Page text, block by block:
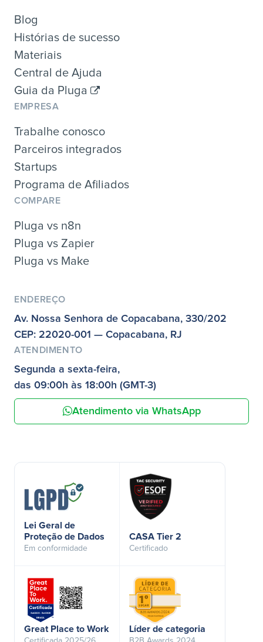
Blog
Histórias de sucesso
Materiais
Central de Ajuda
Guia da Pluga
EMPRESA
Trabalhe conosco
Parceiros integrados
Startups
Programa de Afiliados
COMPARE
Pluga vs n8n
Pluga vs Zapier
Pluga vs Make
ENDEREÇO
Av. Nossa Senhora de Copacabana, 330/202
CEP: 22020-001 — Copacabana, RJ
ATENDIMENTO
Segunda a sexta-feira,
das 09:00h às 18:00h (GMT-3)
Atendimento via WhatsApp
Lei Geral de
Proteção de Dados
Em conformidade
CASA Tier 2
Certificado
Great Place to Work Líder de categoria